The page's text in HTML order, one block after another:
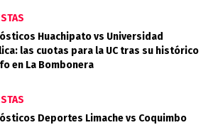
Huachipato vs Universidad
las cuotas para la UC tras su histórico
en La Bombonera
Deportes Limache vs Coquimbo